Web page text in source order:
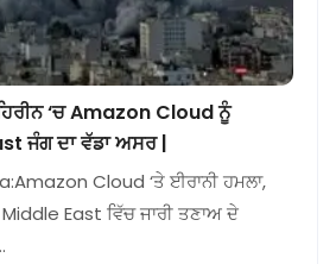
‘ਚ Amazon Cloud ਨੂੰ
ਜੰਗ ਦਾ ਵੱਡਾ ਅਸਰ |
Cloud ‘ਤੇ ਈਰਾਨੀ ਹਮਲਾ,
East ਵਿੱਚ ਜਾਰੀ ਤਣਾਅ ਦੇ